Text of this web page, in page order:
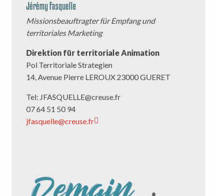
Jérémy Fasquelle
Missionsbeauftragter für Empfang und
territoriales Marketing
Direktion für territoriale Animation
Pol Territoriale Strategien
14, Avenue Pierre LEROUX 23000 GUERET
Tel: JFASQUELLE@creuse.fr
07 64 51 50 94
jfasquelle@creuse.fr